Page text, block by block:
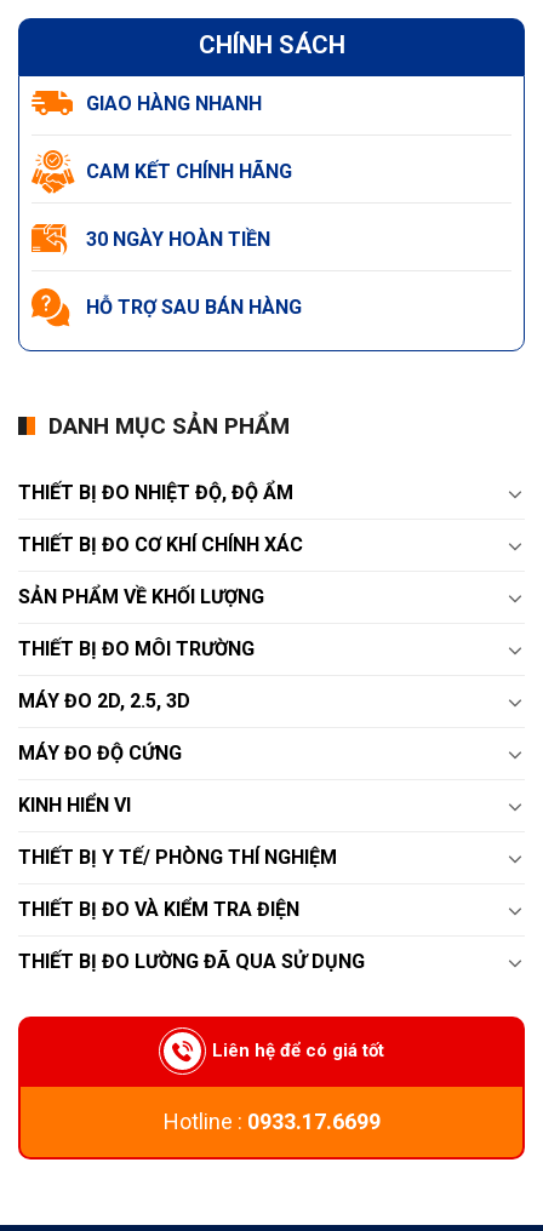
CHÍNH SÁCH
GIAO HÀNG NHANH
CAM KẾT CHÍNH HÃNG
30 NGÀY HOÀN TIỀN
HỖ TRỢ SAU BÁN HÀNG
DANH MỤC SẢN PHẨM
THIẾT BỊ ĐO NHIỆT ĐỘ, ĐỘ ẨM
THIẾT BỊ ĐO CƠ KHÍ CHÍNH XÁC
SẢN PHẨM VỀ KHỐI LƯỢNG
THIẾT BỊ ĐO MÔI TRƯỜNG
MÁY ĐO 2D, 2.5, 3D
MÁY ĐO ĐỘ CỨNG
KINH HIỂN VI
THIẾT BỊ Y TẾ/ PHÒNG THÍ NGHIỆM
THIẾT BỊ ĐO VÀ KIỂM TRA ĐIỆN
THIẾT BỊ ĐO LƯỜNG ĐÃ QUA SỬ DỤNG
Liên hệ để có giá tốt
Hotline : 0933.17.6699